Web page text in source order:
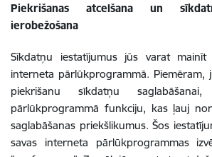
Piekrišanas atcelšana un
ierobežošana
Sīkdatņu iestatījumus jūs varat
interneta pārlūkprogrammā. Piemēram,
piekrišanu sīkdatņu
pārlūkprogrammā funkciju, kas ļauj
saglabāšanas priekšlikumus. Šos
savas interneta pārlūkprogrammas